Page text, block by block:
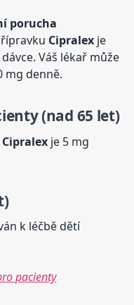
porucha
Cipralex je
Váš lékař může
mg denně.
(nad 65 let)
Cipralex je 5 mg
k léčbě dětí
pacienty